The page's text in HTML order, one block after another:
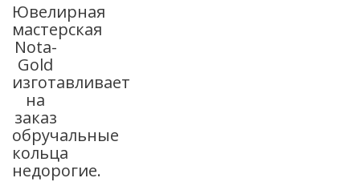
Ювелирная
мастерская
Nota-
Gold
изготавливает
на
заказ
обручальные
кольца
недорогие.